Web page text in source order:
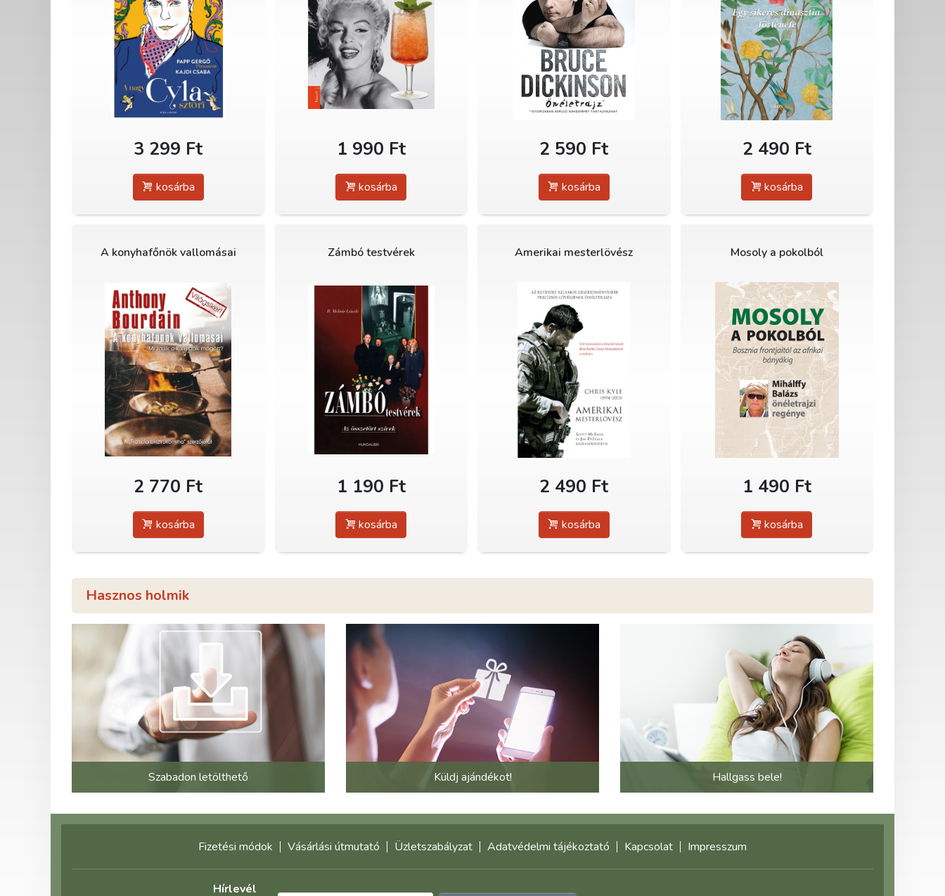
3 299 Ft
kosárba
1 990 Ft
kosárba
2 590 Ft
kosárba
2 490 Ft
kosárba
A konyhafőnök vallomásai
2 770 Ft
kosárba
Zámbó testvérek
1 190 Ft
kosárba
Amerikai mesterlövész
2 490 Ft
kosárba
Mosoly a pokolból
1 490 Ft
kosárba
Hasznos holmik
Szabadon letölthető Küldj ajándékot! Hallgass bele!
Fizetési módok Vásárlási útmutató Üzletszabályzat Adatvédelmi tájékoztató Kapcsolat Impresszum
Hírlevél